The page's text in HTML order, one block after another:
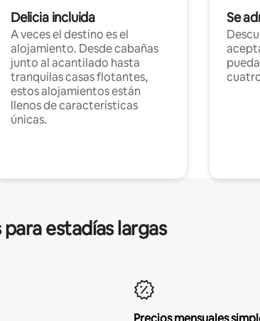
Delicia incluida
A veces el destino es el
alojamiento. Desde cabañas
junto al acantilado hasta
tranquilas casas flotantes,
estos alojamientos están
llenos de características
únicas.
Se
estadías largas